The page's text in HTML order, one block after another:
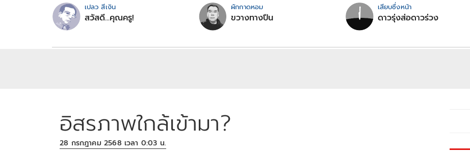
เปลว สีเงิน
สวัสดี...คุณครู!
ผักกาดหอม
ขวางทางปืน
เสียบซึ่งหน้า
ดาวรุ่งส่อดาวร่วง
อิสรภาพใกล้เข้ามา?
28 กรกฎาคม 2568 เวลา 0:03 น.